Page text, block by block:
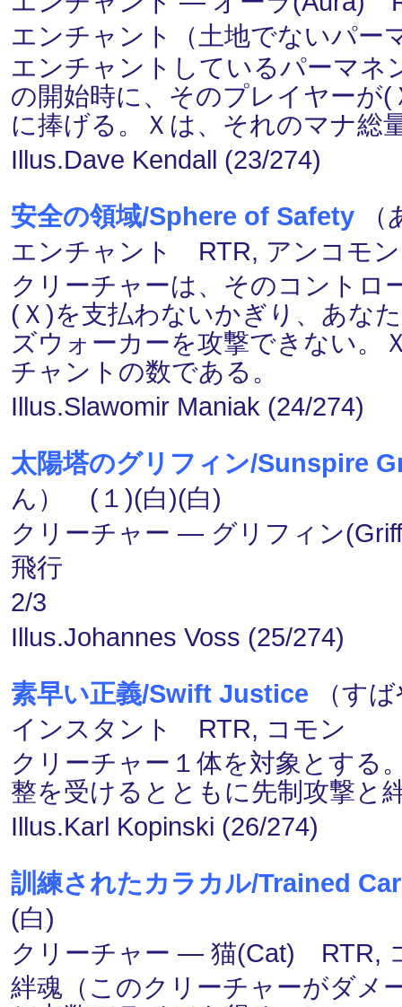
エンチャント（土地でないパー
エンチャントしているパーマネ
の開始時に、そのプレイヤーが
に捧げる。Ｘは、それのマナ総
Illus.Dave Kendall (23/274)
安全の領域/Sphere of Safety
エンチャント RTR, アンコモン
クリーチャーは、そのコントロ
(Ｘ)を支払わないかぎり、あな
ズウォーカーを攻撃できない。
チャントの数である。
Illus.Slawomir Maniak (24/274)
太陽塔のグリフィン/Sunspire
ん） (１)(白)(白)
クリーチャー ― グリフィン
飛行
2/3
Illus.Johannes Voss (25/274)
素早い正義/Swift Justice （す
インスタント RTR, コモン
クリーチャー１体を対象とする
整を受けるとともに先制攻撃と
Illus.Karl Kopinski (26/274)
訓練されたカラカル/Trained
(白)
クリーチャー ― 猫(Cat) RTR,
絆魂（このクリーチャーがダメ